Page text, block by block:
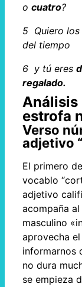
o cuatro?
5 Quiero los
del tiempo
6 y tú eres
regalado.
Análisis
estrofa
Verso
adjetivo
El primero
vocablo
adjetivo
acompaña
masculino
aprovecha
informarnos
no dura
se empieza